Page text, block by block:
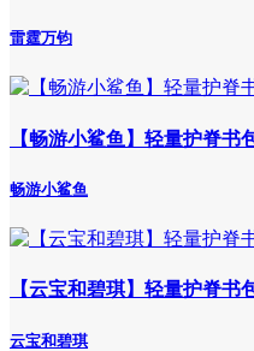
雷霆万钧
【畅游小鲨鱼】轻量护脊书
畅游小鲨鱼
【云宝和碧琪】轻量护脊书
云宝和碧琪